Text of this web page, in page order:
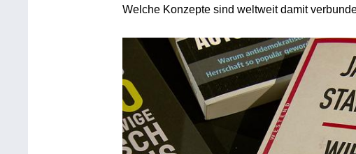
Welche Konzepte sind weltweit damit